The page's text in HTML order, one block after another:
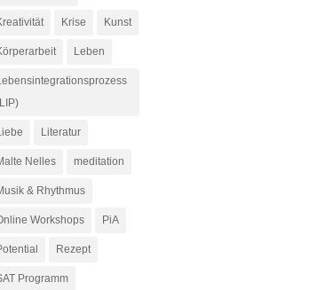
Krise Kunst
Leben
Literatur
Nelles meditation
& Rhythmus
Workshops PiA
Rezept
Programm